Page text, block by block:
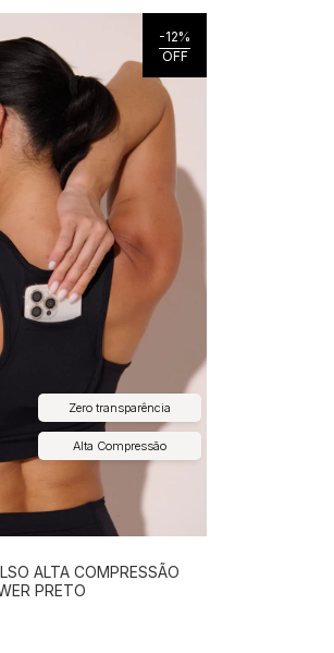
-12%
OFF
Alta Compressão
Zero transparência
ALTA COMPRESSÃO
PRETO